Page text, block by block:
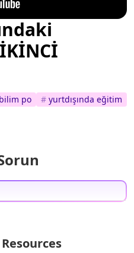
bilim po # yurtdışında eğitim
Resources